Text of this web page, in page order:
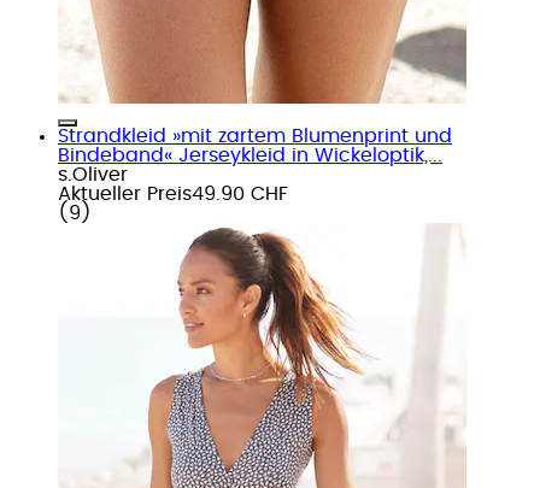
Strandkleid »mit zartem Blumenprint und
Bindeband« Jerseykleid in Wickeloptik,...
s.Oliver
Aktueller Preis49.90 CHF
( 9 )